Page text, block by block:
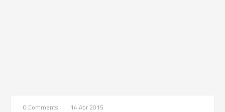
0 Comments | 14 Abr 2015